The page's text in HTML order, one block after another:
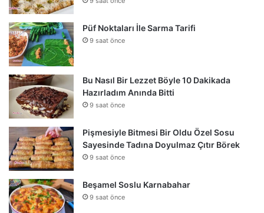
Püf Noktaları İle Sarma Tarifi
9 saat önce
Bu Nasıl Bir Lezzet Böyle 10 Dakikada
Hazırladım Anında Bitti
9 saat önce
Pişmesiyle Bitmesi Bir Oldu Özel Sosu
Sayesinde Tadına Doyulmaz Çıtır Börek
9 saat önce
Beşamel Soslu Karnabahar
9 saat önce